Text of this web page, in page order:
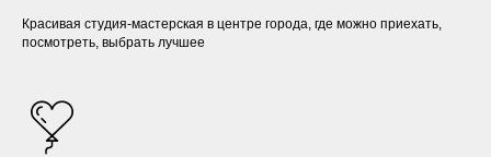
Красивая студия-мастерская в центре города, где можно приехать,
посмотреть, выбрать лучшее